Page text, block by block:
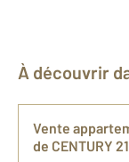
À découvrir
Vente
de CENTURY